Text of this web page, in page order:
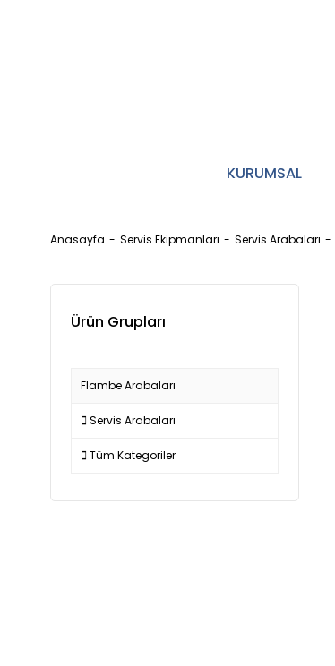
KURUMSAL
Anasayfa Servis Ekipmanları Servis Arabaları
Ürün Grupları
Flambe Arabaları
Servis Arabaları
Tüm Kategoriler